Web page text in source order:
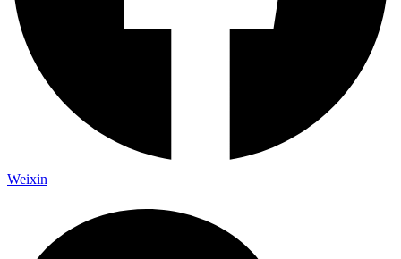
Weixin